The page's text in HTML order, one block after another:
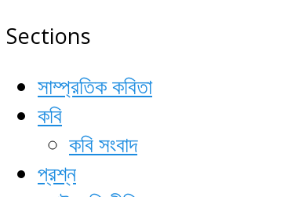
Sections
সাম্প্রতিক কবিতা
কবি
কবি সংবাদ
প্রশ্ন